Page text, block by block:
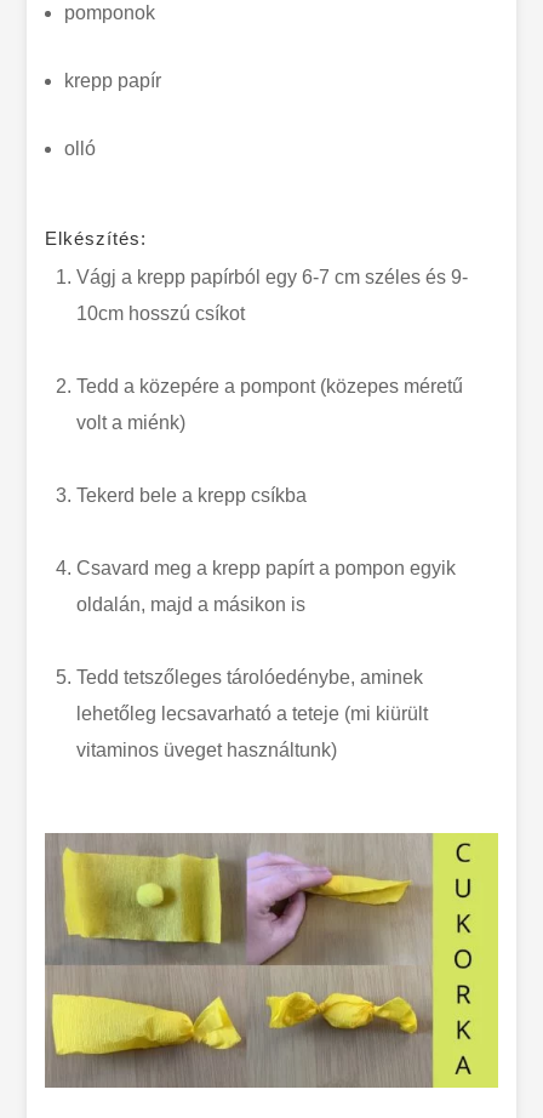
pomponok
krepp papír
olló
Elkészítés:
Vágj a krepp papírból egy 6-7 cm széles és 9-
10cm hosszú csíkot
Tedd a közepére a pompont (közepes méretű
volt a miénk)
Tekerd bele a krepp csíkba
Csavard meg a krepp papírt a pompon egyik
oldalán, majd a másikon is
Tedd tetszőleges tárolóedénybe, aminek
lehetőleg lecsavarható a teteje (mi kiürült
vitaminos üveget használtunk)